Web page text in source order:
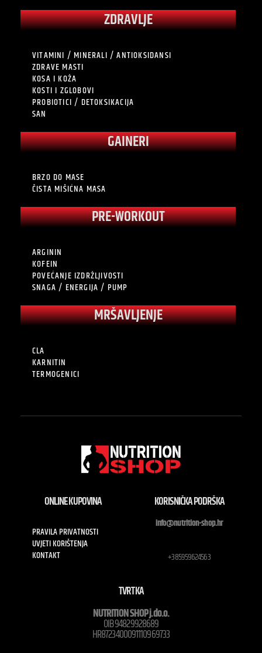
ZDRAVLJE
VITAMINI / MINERALI / ANTIOKSIDANSI
ZDRAVE MASTI
KOSA I KOŽA
KOSTI I ZGLOBOVI
PROBIOTICI / DETOKSIKACIJA
SAN
GAINERI
BRZO DO MASE
ČISTA MIŠIĆNA MASA
PRE-WORKOUT
ARGININ
KOFEIN
POVEĆANJE IZDRŽLJIVOSTI
SNAGA / ENERGIJA / PUMP
MRŠAVLJENJE
CLA
KARNITIN
TERMOGENICI
ONLINE KUPOVINA
PRAVILA PRIVATNOSTI
UVJETI KORIŠTENJA
KONTAKT
KORISNIČKA PODRŠKA
info@nutrition-shop.hr
+385959624563
TVRTKA
NUTRITION SHOP j.do.o.
OIB 94829928689
HR8723400091110969733